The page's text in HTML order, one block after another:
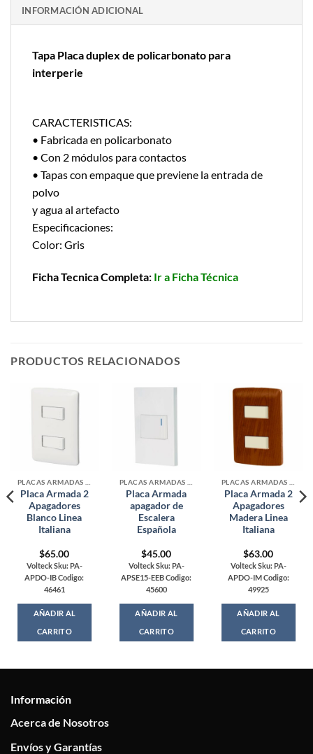
INFORMACIÓN ADICIONAL
Tapa Placa duplex de policarbonato para
interperie
CARACTERISTICAS:
• Fabricada en policarbonato
• Con 2 módulos para contactos
• Tapas con empaque que previene la entrada de
polvo
y agua al artefacto
Especificaciones:
Color: Gris
Ficha Tecnica Completa: Ir a Ficha Técnica
PRODUCTOS RELACIONADOS
Placa Armada 2
Apagadores
Blanco Linea
Italiana
$65.00
Volteck Sku: PA-
APDO-IB Codigo:
46461
AÑADIR AL
CARRITO
Placa Armada
apagador de
Escalera
Española
$45.00
Volteck Sku: PA-
APSE15-EEB Codigo:
45600
AÑADIR AL
CARRITO
Placa Armada 2
Apagadores
Madera Linea
Italiana
$63.00
Volteck Sku: PA-
APDO-IM Codigo:
49925
AÑADIR AL
CARRITO
Información
Acerca de Nosotros
Envíos y Garantías